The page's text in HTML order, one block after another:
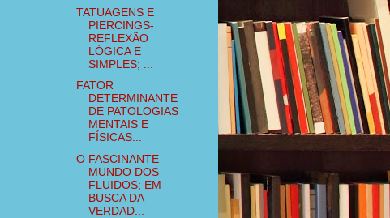
TATUAGENS E
PIERCINGS-
REFLEXÃO
LÓGICA E
SIMPLES; ...
FATOR
DETERMINANTE
DE PATOLOGIAS
MENTAIS E
FÍSICAS...
O FASCINANTE
MUNDO DOS
FLUIDOS; EM
BUSCA DA
VERDAD...